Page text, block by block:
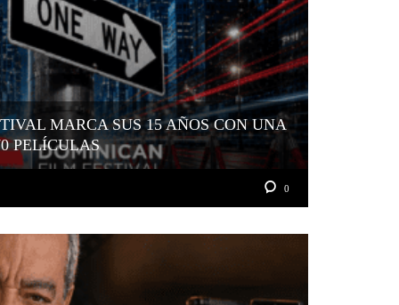
MARCA SUS 15 AÑOS CON UNA
PELÍCULAS
0